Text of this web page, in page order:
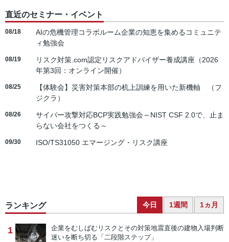
直近のセミナー・イベント
08/18
AIの危機管理コラボルーム企業の知恵を集めるコミュニテ
ィ勉強会
08/19
リスク対策.com認定リスクアドバイザー養成講座（2026
年第3回：オンライン開催）
08/25
【体験会】災害対策本部の机上訓練を用いた新機軸 （フ
ジクラ）
08/26
サイバー攻撃対応BCP実践勉強会～NIST CSF 2.0で、止ま
らない会社をつくる～
09/30 ISO/TS31050 エマージング・リスク講座
ランキング 今日 1週間 1ヵ月
1 企業をむしばむリスクとその対策地震直後の建物入場判断
迷いを断ち切る「二段階ステップ」